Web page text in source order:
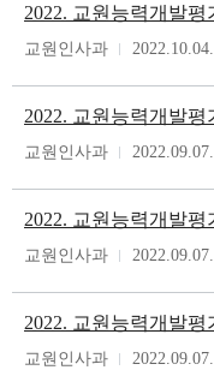
교원인사과 2022.10.04.
교원인사과 2022.09.07.
교원인사과 2022.09.07.
교원인사과 2022.09.07.